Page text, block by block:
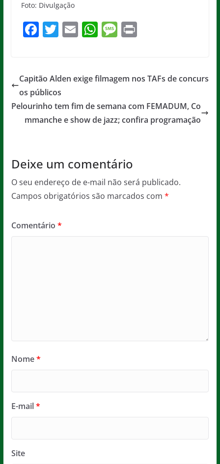
Foto: Divulgação
F
e
b
o
o
T
er
E
l
W
s
p
p
M
a
e
Pr
Capitão Alden exige filmagem nos TAFs de concurs
os públicos
Pelourinho tem fim de semana com FEMADUM, Co
mmanche e show de jazz; confira programação
Deixe um comentário
O seu endereço de e-mail não será publicado.
Campos obrigatórios são marcados com *
Comentário *
Nome*
E-mail*
Site